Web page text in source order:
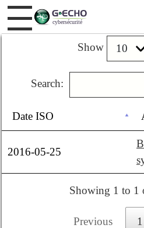
Show
Search:
Date ISO
2016-05-25
Showing 1 to 1
Previous 1